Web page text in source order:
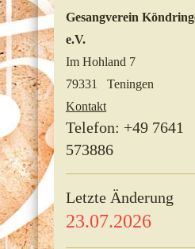
Gesangverein
e.V.
Im Hohland 7
79331 Teningen
Kontakt
Telefon: +49 7641
573886
Letzte Änderung
23.07.2026